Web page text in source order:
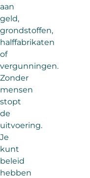
aan
geld,
grondstoffen,
halffabrikaten
of
vergunningen.
Zonder
mensen
stopt
de
uitvoering.
Je
kunt
beleid
hebben